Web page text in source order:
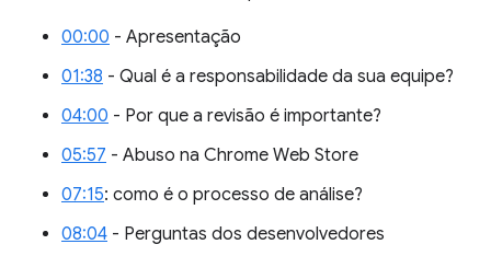
00:00 - Apresentação
01:38 - Qual é a responsabilidade da sua equipe?
04:00 - Por que a revisão é importante?
05:57 - Abuso na Chrome Web Store
07:15: como é o processo de análise?
08:04 - Perguntas dos desenvolvedores